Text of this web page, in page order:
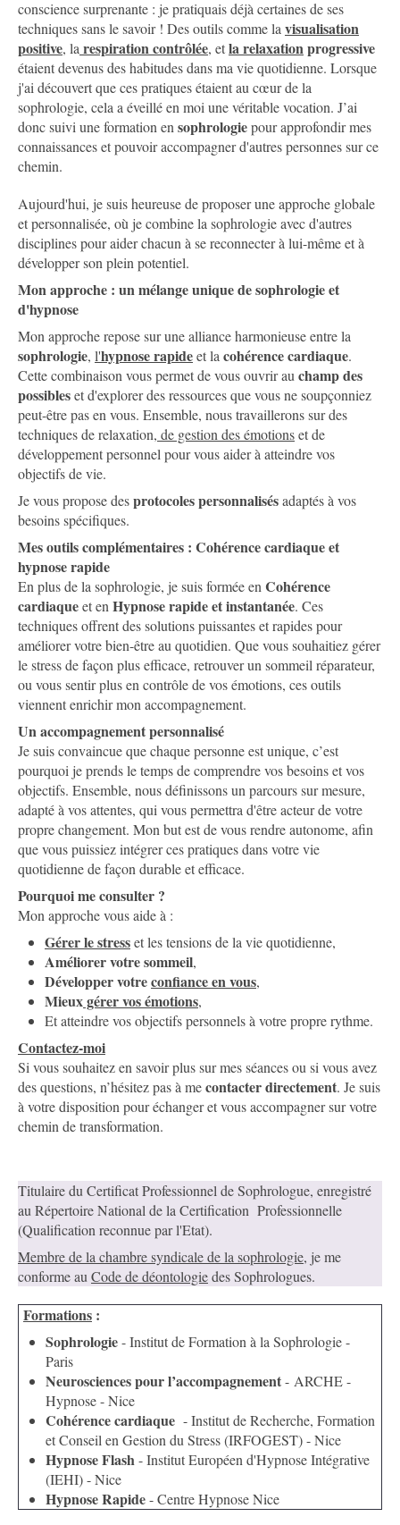
conscience surprenante : je pratiquais déjà certaines de ses
techniques sans le savoir ! Des outils comme la visualisation
positive, la respiration contrôlée, etla relaxationprogressive
étaient devenus des habitudes dans ma vie quotidienne. Lorsque
j'ai découvert que ces pratiques étaient au cœur de la
sophrologie, cela a éveillé en moi une véritable vocation. J’ai
donc suivi une formation en sophrologiepour approfondir mes
connaissances et pouvoir accompagner d'autres personnes sur ce
chemin.
Aujourd'hui, je suis heureuse de proposer une approche globale
et personnalisée, où je combine la sophrologie avec d'autres
disciplines pour aider chacun à se reconnecter à lui-même et à
développer son plein potentiel.
Mon approche : un mélange unique de sophrologie et
d'hypnose
Mon approche repose sur une alliance harmonieuse entre la
sophrologie, l'hypnose rapideet la cohérence cardiaque.
Cette combinaison vous permet de vous ouvrir au champ des
possibleset d'explorer des ressources que vous ne soupçonniez
peut-être pas en vous. Ensemble, nous travaillerons sur des
techniques de relaxation, de gestion des émotionset de
développement personnel pour vous aider à atteindre vos
objectifs de vie.
Je vous propose desprotocoles personnalisésadaptés à vos
besoins spécifiques.
Mes outils complémentaires : Cohérence cardiaque et
hypnose rapide
En plus de la sophrologie, je suis formée en Cohérence
cardiaqueet en Hypnose rapide et instantanée. Ces
techniques offrent des solutions puissantes et rapides pour
améliorer votre bien-être au quotidien. Que vous souhaitiez gérer
le stress de façon plus efficace, retrouver un sommeil réparateur,
ou vous sentir plus en contrôle de vos émotions, ces outils
viennent enrichir mon accompagnement.
Un accompagnement personnalisé
Je suis convaincue que chaque personne est unique, c’est
pourquoi je prends le temps de comprendre vos besoins et vos
objectifs. Ensemble, nous définissons un parcours sur mesure,
adapté à vos attentes, qui vous permettra d'être acteur de votre
propre changement. Mon but est de vous rendre autonome, afin
que vous puissiez intégrer ces pratiques dans votre vie
quotidienne de façon durable et efficace.
Pourquoi me consulter ?
Mon approche vous aide à :
Gérer le stresset les tensions de la vie quotidienne,
Améliorer votre sommeil,
Développer votreconfiance en vous,
Mieuxgérer vos émotions,
Et atteindre vos objectifs personnels à votre propre rythme.
Contactez-moi
Si vous souhaitez en savoir plus sur mes séances ou si vous avez
des questions, n’hésitez pas à mecontacter directement. Je suis
à votre disposition pour échanger et vous accompagner sur votre
chemin de transformation.
Titulaire du Certificat Professionnel de Sophrologue, enregistré
au Répertoire National de la Certification Professionnelle
(Qualification reconnue par l'Etat).
Membre de la chambre syndicale de la sophrologie, je me
conforme au Code de déontologiedes Sophrologues.
Formations :
Sophrologie- Institut de Formation à la Sophrologie -
Paris
Neurosciences pour l’accompagnement- ARCHE -
Hypnose - Nice
Cohérence cardiaque - Institut de Recherche, Formation
et Conseil en Gestion du Stress (IRFOGEST) - Nice
Hypnose Flash- Institut Européen d'Hypnose Intégrative
(IEHI) - Nice
Hypnose Rapide- Centre Hypnose Nice